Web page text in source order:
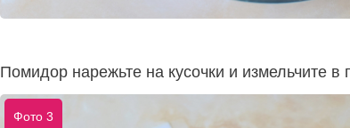
Помидор нарежьте на кусочки и измельчите в
Фото 3